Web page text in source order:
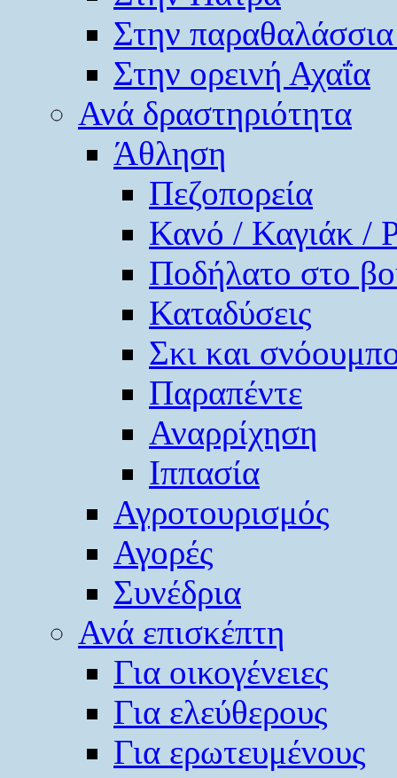
Στην
Στην ορεινή Αχαΐα
Ανά δραστηριότητα
Άθληση
Πεζοπορεία
Κανό / Καγιάκ /
Ποδήλατο στο
Καταδύσεις
Σκι και
Παραπέντε
Αναρρίχηση
Ιππασία
Αγροτουρισμός
Αγορές
Συνέδρια
Ανά επισκέπτη
Για οικογένειες
Για ελεύθερους
Για ερωτευμένους